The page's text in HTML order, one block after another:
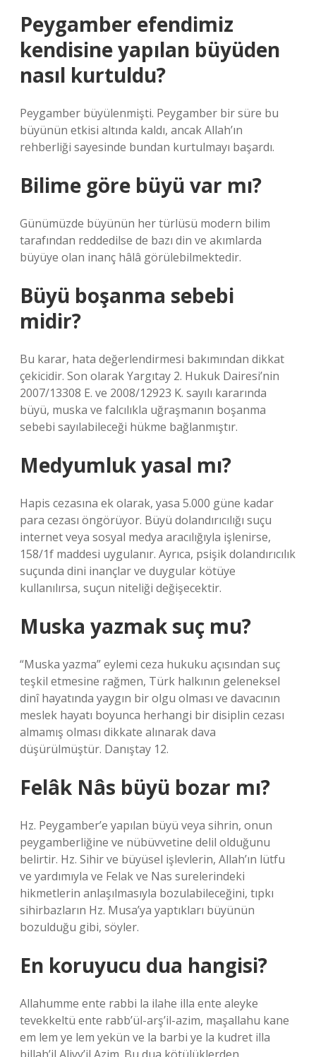
Peygamber efendimiz
kendisine yapılan büyüden
nasıl kurtuldu?
Peygamber büyülenmişti. Peygamber bir süre bu
büyünün etkisi altında kaldı, ancak Allah’ın
rehberliği sayesinde bundan kurtulmayı başardı.
Bilime göre büyü var mı?
Günümüzde büyünün her türlüsü modern bilim
tarafından reddedilse de bazı din ve akımlarda
büyüye olan inanç hâlâ görülebilmektedir.
Büyü boşanma sebebi
midir?
Bu karar, hata değerlendirmesi bakımından dikkat
çekicidir. Son olarak Yargıtay 2. Hukuk Dairesi’nin
2007/13308 E. ve 2008/12923 K. sayılı kararında
büyü, muska ve falcılıkla uğraşmanın boşanma
sebebi sayılabileceği hükme bağlanmıştır.
Medyumluk yasal mı?
Hapis cezasına ek olarak, yasa 5.000 güne kadar
para cezası öngörüyor. Büyü dolandırıcılığı suçu
internet veya sosyal medya aracılığıyla işlenirse,
158/1f maddesi uygulanır. Ayrıca, psişik dolandırıcılık
suçunda dini inançlar ve duygular kötüye
kullanılırsa, suçun niteliği değişecektir.
Muska yazmak suç mu?
“Muska yazma” eylemi ceza hukuku açısından suç
teşkil etmesine rağmen, Türk halkının geleneksel
dinî hayatında yaygın bir olgu olması ve davacının
meslek hayatı boyunca herhangi bir disiplin cezası
almamış olması dikkate alınarak dava
düşürülmüştür. Danıştay 12.
Felâk Nâs büyü bozar mı?
Hz. Peygamber’e yapılan büyü veya sihrin, onun
peygamberliğine ve nübüvvetine delil olduğunu
belirtir. Hz. Sihir ve büyüsel işlevlerin, Allah’ın lütfu
ve yardımıyla ve Felak ve Nas surelerindeki
hikmetlerin anlaşılmasıyla bozulabileceğini, tıpkı
sihirbazların Hz. Musa’ya yaptıkları büyünün
bozulduğu gibi, söyler.
En koruyucu dua hangisi?
Allahumme ente rabbi la ilahe illa ente aleyke
tevekkeltü ente rabb’ül-arş’il-azim, maşallahu kane
em lem ye lem yekün ve la barbi ye la kudret illa